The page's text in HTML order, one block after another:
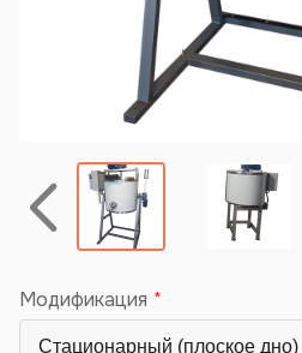
Назад
Модификация